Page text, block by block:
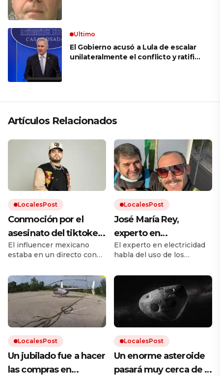
Ultimo
El Gobierno acusó a Lula de escalar
unilateralmente el conflicto y ratificó
Artículos Relacionados
LocalesPost
Conmoción por el
asesinato del tiktoker
César Gastélum: le
dispararon mientras
transmitía en vivo en
plena calle
El influencer mexicano
estaba en un directo con
espectadores cuando
recibió un balazo mortal.
Quién era el joven, las
primeras hipótesis y el
antecedente del asesinato
de Valeria Márquez.
LocalesPost
José María Rey,
experto en
climatización: “La
gente no sabe usar el
aire acondicionado;
hay que programar
una temperatura ideal
y dejarlo que trabaje”
El experto en electricidad
habla del uso de los
acondicionado con la
llegada del calor.
LocalesPost
Un jubilado fue a hacer
las compras en
LocalesPost
Un enorme asteroide
pasará muy cerca de la